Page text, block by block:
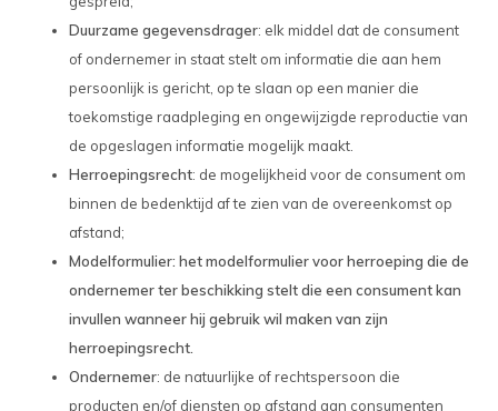
Duurzame gegevensdrager: elk middel dat de consument
of ondernemer in staat stelt om informatie die aan hem
persoonlijk is gericht, op te slaan op een manier die
toekomstige raadpleging en ongewijzigde reproductie van
de opgeslagen informatie mogelijk maakt.
Herroepingsrecht: de mogelijkheid voor de consument om
binnen de bedenktijd af te zien van de overeenkomst op
afstand;
Modelformulier: het modelformulier voor herroeping die de
ondernemer ter beschikking stelt die een consument kan
invullen wanneer hij gebruik wil maken van zijn
herroepingsrecht.
Ondernemer: de natuurlijke of rechtspersoon die
producten en/of diensten op afstand aan consumenten